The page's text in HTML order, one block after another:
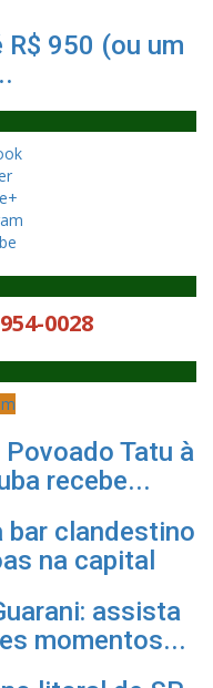
950 (ou um
0028
Tatu à
recebe...
bar clandestino
na capital
assista
momentos...